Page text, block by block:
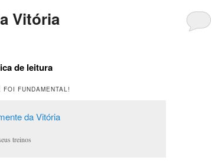
Vitória
de leitura
FUNDAMENTAL!
treinos